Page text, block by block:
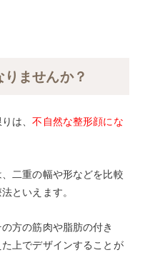
ませんか？
は、不自然な整形顔にな
二重の幅や形などを比較
といえます。
方の筋肉や脂肪の付き
上でデザインすることが